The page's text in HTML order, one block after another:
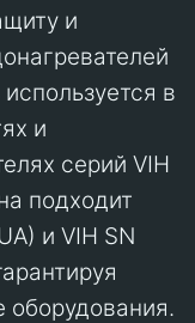
и
в
и
серий VIH
подходит
и VIH SN